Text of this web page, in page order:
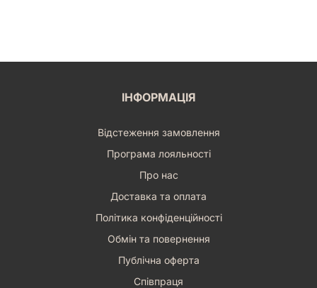
ІНФОРМАЦІЯ
Відстеження замовлення
Програма лояльності
Про нас
Доставка та оплата
Політика конфіденційності
Обмін та повернення
Публічна оферта
Співпраця